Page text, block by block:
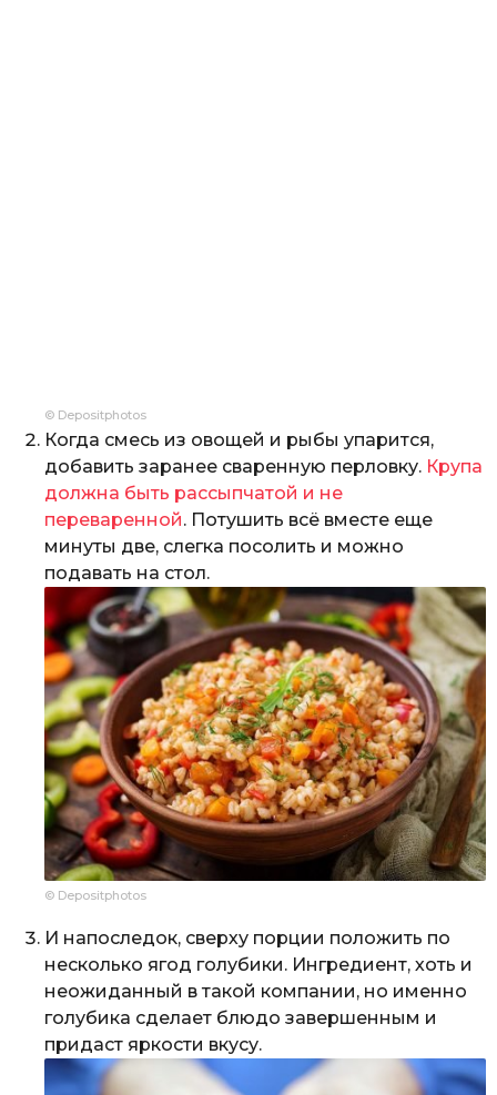
© Depositphotos
Когда смесь из овощей и рыбы упарится,
добавить заранее сваренную перловку. Крупа
должна быть рассыпчатой и не
переваренной. Потушить всё вместе еще
минуты две, слегка посолить и можно
подавать на стол.
© Depositphotos
И напоследок, сверху порции положить по
несколько ягод голубики. Ингредиент, хоть и
неожиданный в такой компании, но именно
голубика сделает блюдо завершенным и
придаст яркости вкусу.